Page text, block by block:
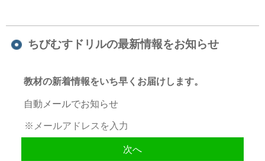
ちびむすドリルの最新情報をお知らせ
教材の新着情報をいち早くお届けします。
自動メールでお知らせ